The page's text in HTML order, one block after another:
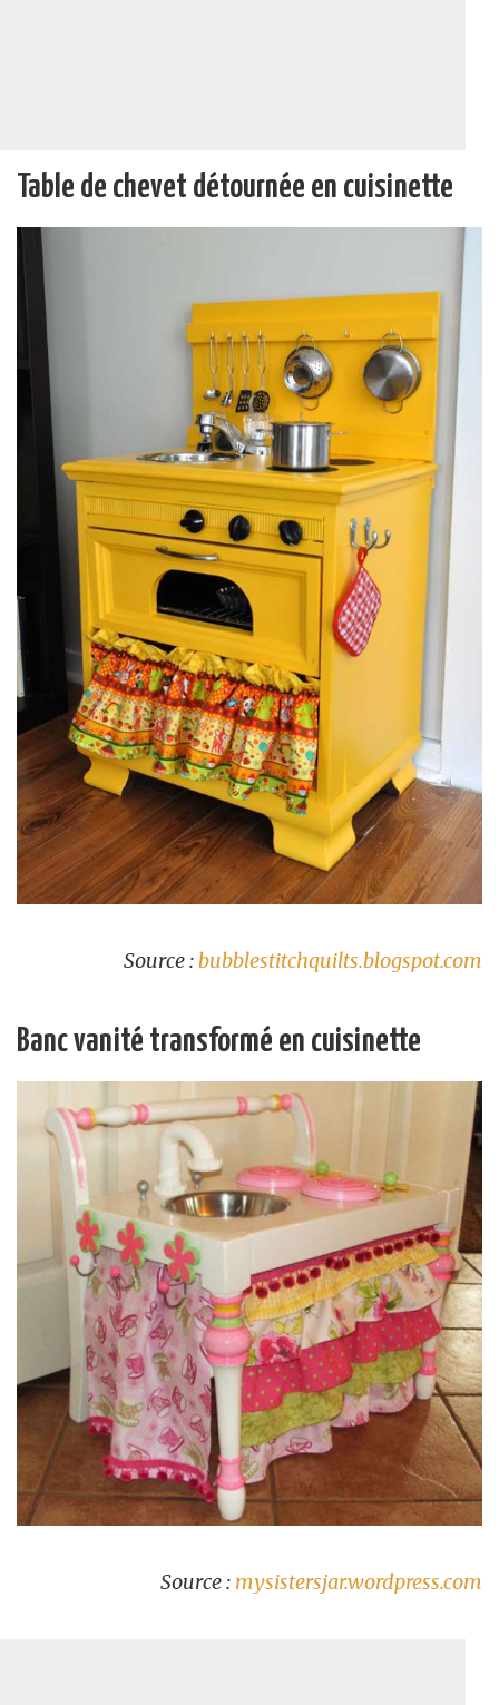
Table de chevet détournée en cuisinette
Source :bubblestitchquilts.blogspot.com
Banc vanité transformé en cuisinette
Source : mysistersjar.wordpress.com